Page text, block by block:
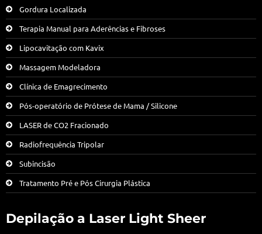
Gordura Localizada
Terapia Manual para Aderências e Fibroses
Lipocavitação com Kavix
Massagem Modeladora
Clínica de Emagrecimento
Pós-operatório de Prótese de Mama / Silicone
LASER de CO2 Fracionado
Radiofrequência Tripolar
Subincisão
Tratamento Pré e Pós Cirurgia Plástica
Depilação a Laser Light Sheer